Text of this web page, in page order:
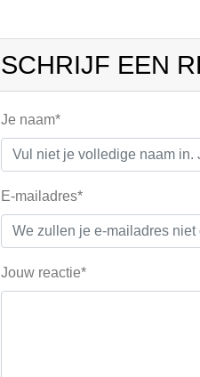
SCHRIJF EEN
Je naam*
E-mailadres*
Jouw reactie*